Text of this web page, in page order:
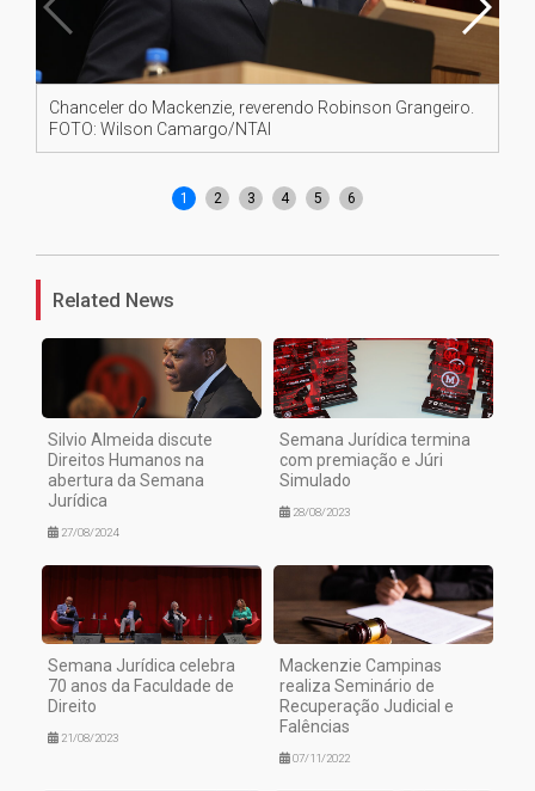
Chanceler do Mackenzie, reverendo Robinson Grangeiro.
FOTO: Wilson Camargo/NTAI
1 2 3 4 5 6
Related News
Silvio Almeida discute
Direitos Humanos na
abertura da Semana
Jurídica
27/08/2024
Semana Jurídica termina
com premiação e Júri
Simulado
28/08/2023
Semana Jurídica celebra
70 anos da Faculdade de
Direito
21/08/2023
Mackenzie Campinas
realiza Seminário de
Recuperação Judicial e
Falências
07/11/2022